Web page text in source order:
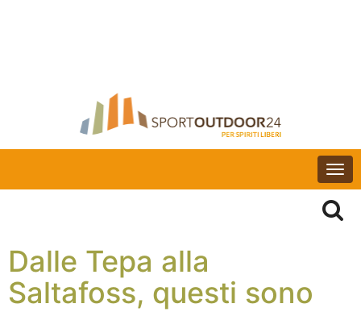
Dalle Tepa alla
Saltafoss, questi sono